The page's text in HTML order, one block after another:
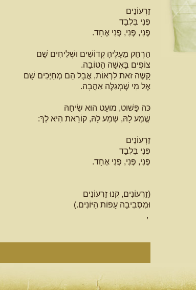
זֵרְעוֹנֵים
פֶּנִי בִּלְבַד
פֶּנִי, פֶּנִי, פֶּנִי אֶחָד.
הַרְחֵק מֵעָלֶיהָ קְדוֹשִׁים וּשְׁלִיחִים שָׁם
צוֹפִים בָּאִשָׁה הַטוֹבָה.
קָשֶׁה זאת לִרְאוֹת, אֲבָל הֵם מְחַיְכִים שָׁם
אֶל מִי שֶׁמְגַלֶּה אַהֲבָה.
כּה פָּשׁוּט, מוּעָט הוּא שִׂיחָהּ
שֱׁמַע לָהּ, שְׁמַע לָהּ, קוֹרֵאת הִיא לְךּ:
זֵרְעוֹנֵים
פֶּנִי בִּלְבַד
פֶּנִי, פֶּנִי, פֶּנִי אֶחָד.
(זֵרְעוֹנִים, קְנוּ זֵרְעוֹנִים
וּמִסְבִיבָה עָפוֹת הַיּוֹנִים.)
,